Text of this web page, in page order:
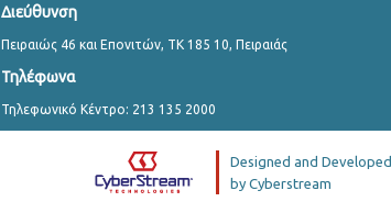
Διεύθυνση
Πειραιώς 46 και Επονιτών, ΤΚ 185 10, Πειραιάς
Τηλέφωνα
Τηλεφωνικό Κέντρο: 213 135 2000
Designed and Developed
by Cyberstream